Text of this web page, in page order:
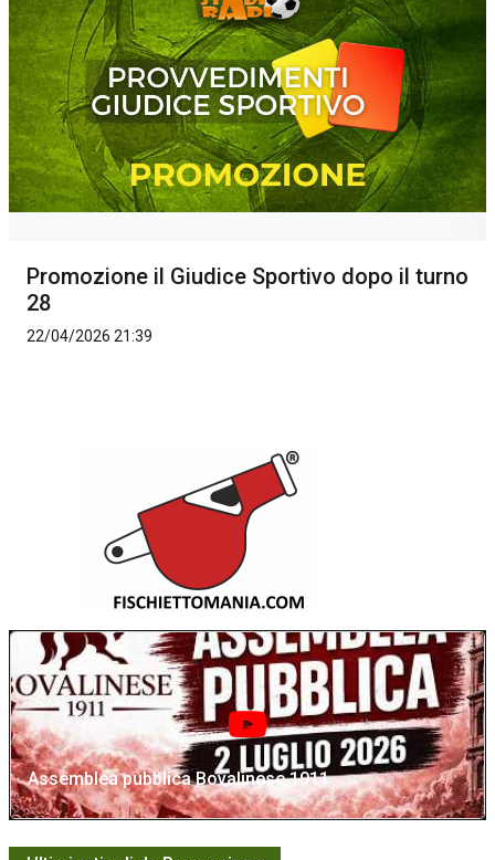
Promozione il Giudice Sportivo dopo il turno
28
22/04/2026 21:39
Assemblea pubblica Bovalinese 1911